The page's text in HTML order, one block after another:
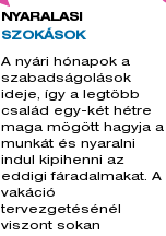
NYARALÁSI
SZOKÁSOK
A nyári hónapok a
szabadságolások
ideje, így a legtöbb
család egy-két hétre
maga mögött hagyja a
munkát és nyaralni
indul kipihenni az
eddigi fáradalmakat. A
vakáció
tervezgetésénél
viszont sokan